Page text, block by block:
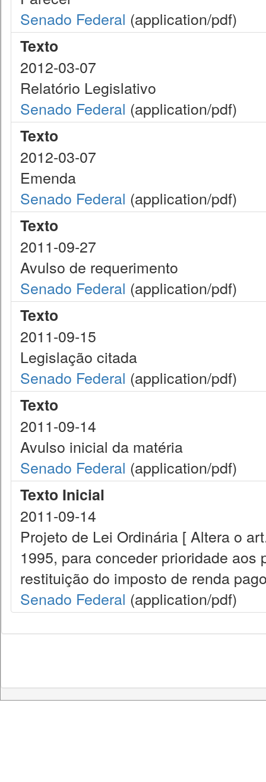
Senado Federal (application/pdf)
Texto
2012-03-07
Relatório Legislativo
Senado Federal (application/pdf)
Texto
2012-03-07
Emenda
Senado Federal (application/pdf)
Texto
2011-09-27
Avulso de requerimento
Senado Federal (application/pdf)
Texto
2011-09-15
Legislação citada
Senado Federal (application/pdf)
Texto
2011-09-14
Avulso inicial da matéria
Senado Federal (application/pdf)
Texto Inicial
2011-09-14
Projeto de Lei Ordinária [ Altera o
1995, para conceder prioridade
restituição do imposto de renda
Senado Federal (application/pdf)